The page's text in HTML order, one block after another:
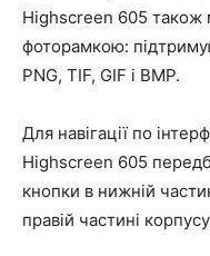
Highscreen 605 також
фоторамкою:
PNG, TIF, GIF і BMP.
Для навігації по
Highscreen 605
кнопки в нижній
правій частині